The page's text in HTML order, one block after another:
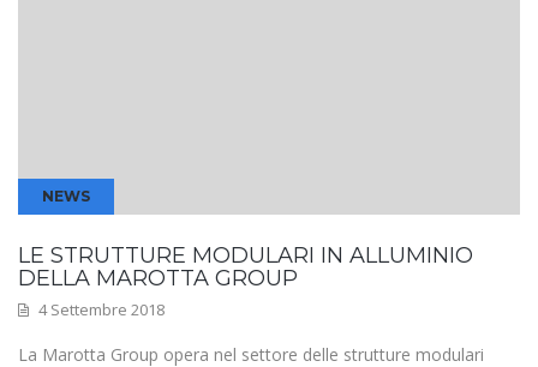
NEWS
LE STRUTTURE MODULARI IN ALLUMINIO
DELLA MAROTTA GROUP
4 Settembre 2018
La Marotta Group opera nel settore delle strutture modulari